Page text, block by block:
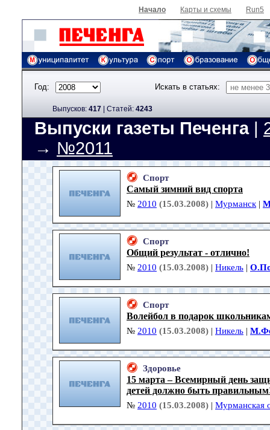
Начало Карты и схемы Run5
Год: Искать в статьях:
Выпусков: 417 | Cтатей: 4243
Выпуски газеты Печенга|
→ №2011
Спорт
Самый зимний вид спорта
№ 2010 (15.03.2008) | Мурманск |
Спорт
Общий результат - отлично!
№ 2010 (15.03.2008) | Никель |
Спорт
Волейбол в подарок
№ 2010 (15.03.2008) | Никель |
Здоровье
15 марта – Всемирный день
детей должно быть
№ 2010 (15.03.2008) | Мурманская